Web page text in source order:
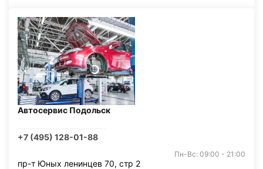
Автосервис Подольск
+7 (495) 128-01-88
Пн-Вс: 09:00 - 21:00
пр-т Юных ленинцев 70, стр 2